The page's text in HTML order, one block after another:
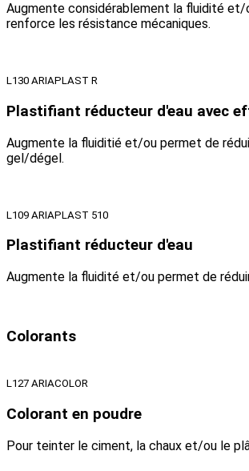
Augmente considérablement la fluidité
renforce les résistance mécaniques.
L130 ARIAPLAST R
Plastifiant réducteur d'eau avec
Augmente la fluiditié et/ou permet de
gel/dégel.
L109 ARIAPLAST 510
Plastifiant réducteur d'eau
Augmente la fluidité et/ou permet de
Colorants
L127 ARIACOLOR
Colorant en poudre
Pour teinter le ciment, la chaux et/ou le